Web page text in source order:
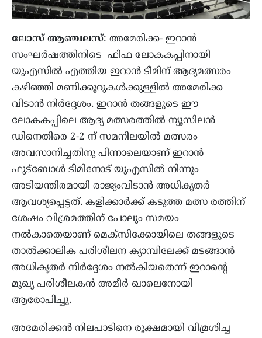
ലോസ് ആഞ്ചലസ്: അമേരിക്ക- ഇറാന്‍
സംഘര്‍ഷത്തിനിടെ ഫിഫ ലോകകപ്പിനായി
യുഎസില്‍ എത്തിയ ഇറാന്‍ ടീമിന് ആദ്യമത്സരം
കഴിഞ്ഞി മണിക്കൂറുകള്‍ക്കുള്ളില്‍ അമേരിക്ക
വിടാന്‍ നിര്‍ദ്ദേശം. ഇറാന്‍ തങ്ങളുടെ ഈ
ലോകകപ്പിലെ ആദ്യ മത്സരത്തില്‍ ന്യൂസിലന്‍
ഡിനെതിരെ 2-2 ന് സമനിലയില്‍ മത്സരം
അവസാനിച്ചതിനു പിന്നാലെയാണ് ഇറാന്‍
ഫുട്‌ബോള്‍ ടീമിനോട് യുഎസില്‍ നിന്നും
അടിയന്തിരമായി രാജ്യംവിടാന്‍ അധികൃതര്‍
ആവശ്യപ്പെട്ടത്. കളിക്കാര്‍ക്ക് കടുത്ത മത്സ രത്തിന്
ശേഷം വിശ്രമത്തിന് പോലും സമയം
നല്‍കാതെയാണ് മെക്‌സിക്കോയിലെ തങ്ങളുടെ
താല്‍ക്കാലിക പരിശീലന ക്യാമ്പിലേക്ക് മടങ്ങാന്‍
അധികൃതര്‍ നിര്‍ദ്ദേശം നല്‍കിയതെന്ന് ഇറാന്റെ
മുഖ്യ പരിശീലകന്‍ അമീര്‍ ഖാലെനോയി
ആരോപിച്ചു.
അമേരിക്കന്‍ നിലപാടിനെ രൂക്ഷമായി വിമ്രശിച്ച